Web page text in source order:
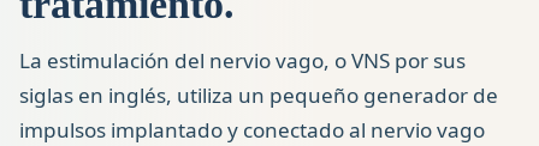
La estimulación del nervio vago, o VNS por sus
siglas en inglés, utiliza un pequeño generador de
impulsos implantado y conectado al nervio vago